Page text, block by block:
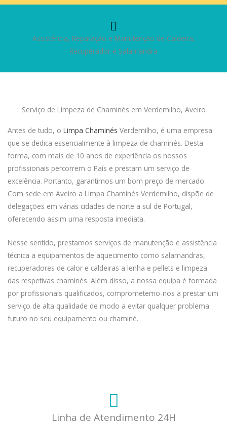
Assistência, Reparação e Manutenção de Caldeira,
Recuperador e Salamandra
Serviço de Limpeza de Chaminés em Verdemilho, Aveiro
Antes de tudo, o Limpa Chaminés Verdemilho, é uma empresa
que se dedica essencialmente à limpeza de chaminés. Desta
forma, com mais de 10 anos de experiência os nossos
profissionais percorrem o País e prestam um serviço de
excelência. Portanto, garantimos um bom preço de mercado.
Com sede em Aveiro a Limpa Chaminés Verdemilho, dispõe de
delegações em várias cidades de norte a sul de Portugal,
oferecendo assim uma resposta imediata.
Nesse sentido, prestamos serviços de manutenção e assistência
técnica a equipamentos de aquecimento como salamandras,
recuperadores de calor e caldeiras a lenha e pellets e limpeza
das respetivas chaminés. Além disso, a nossa equipa é formada
por profissionais qualificados, comprometemo-nos a prestar um
serviço de alta qualidade de modo a evitar qualquer problema
futuro no seu equipamento ou chaminé.
Linha de Atendimento 24H